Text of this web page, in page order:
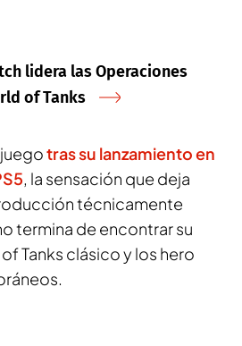
lidera las Operaciones
of Tanks
tras su lanzamiento en
, la sensación que deja
técnicamente
termina de encontrar su
Tanks clásico y los hero